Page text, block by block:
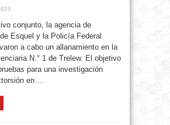
conjunto, la agencia de
Esquel y la Policía Federal
a cabo un allanamiento en la
N.° 1 de Trelew. El objetivo
para una investigación
en ...